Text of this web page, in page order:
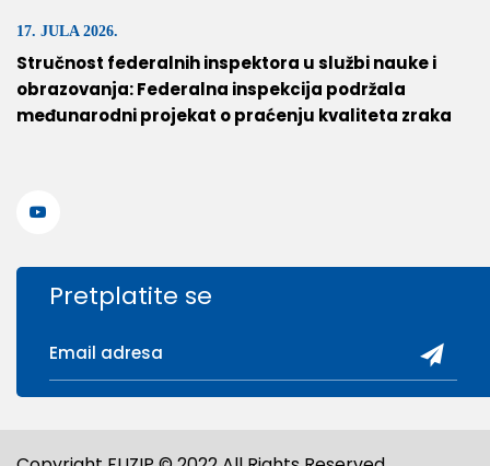
17. JULA 2026.
Stručnost federalnih inspektora u službi nauke i
obrazovanja: Federalna inspekcija podržala
međunarodni projekat o praćenju kvaliteta zraka
Pretplatite se